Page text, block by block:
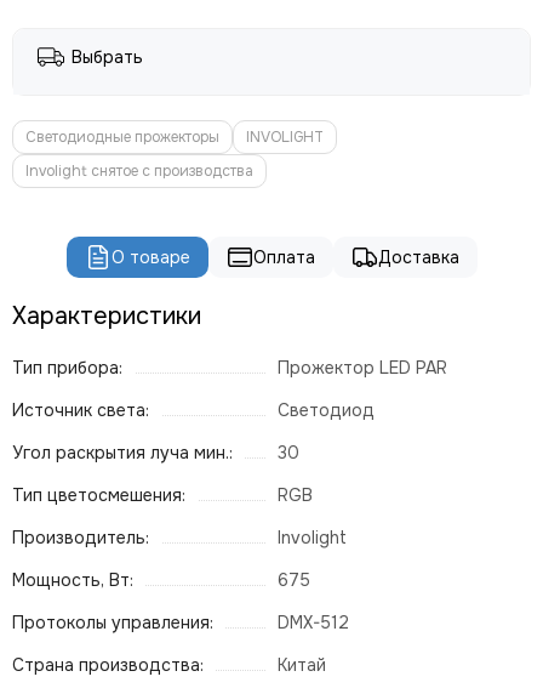
Выбрать
Светодиодные прожекторы
INVOLIGHT
Involight снятое с производства
О товаре Оплата Доставка
Характеристики
Тип прибора:
Прожектор LED PAR
Источник света:
Светодиод
Угол раскрытия луча мин.:
30
Тип цветосмешения:
RGB
Производитель:
Involight
Мощность, Вт:
675
Протоколы управления:
DMX-512
Страна производства:
Китай